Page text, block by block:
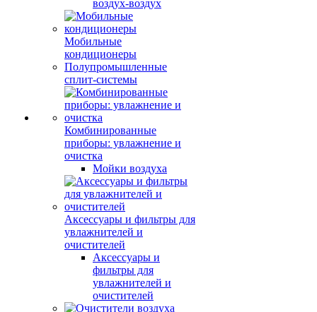
воздух-воздух
Мобильные
кондиционеры
Полупромышленные
сплит-системы
Комбинированные
приборы: увлажнение и
очистка
Мойки воздуха
Аксессуары и фильтры для
увлажнителей и
очистителей
Аксессуары и
фильтры для
увлажнителей и
очистителей